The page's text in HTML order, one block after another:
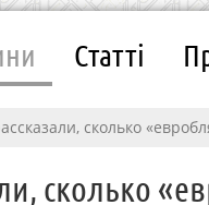
Статті
сколько
сколько